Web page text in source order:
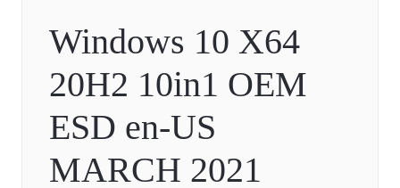
Windows 10 X64
20H2 10in1 OEM
ESD en-US
MARCH 2021